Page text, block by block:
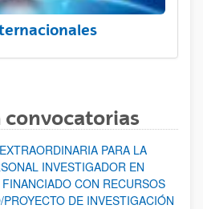
convocatorias
PARA LA
INVESTIGADOR EN
CON RECURSOS
DE INVESTIGACIÓN